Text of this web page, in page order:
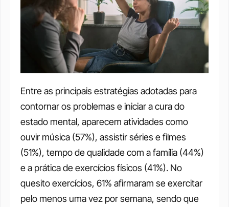
Entre as principais estratégias adotadas para
contornar os problemas e iniciar a cura do
estado mental, aparecem atividades como
ouvir música (57%), assistir séries e filmes
(51%), tempo de qualidade com a família (44%)
e a prática de exercícios físicos (41%). No
quesito exercícios, 61% afirmaram se exercitar
pelo menos uma vez por semana, sendo que